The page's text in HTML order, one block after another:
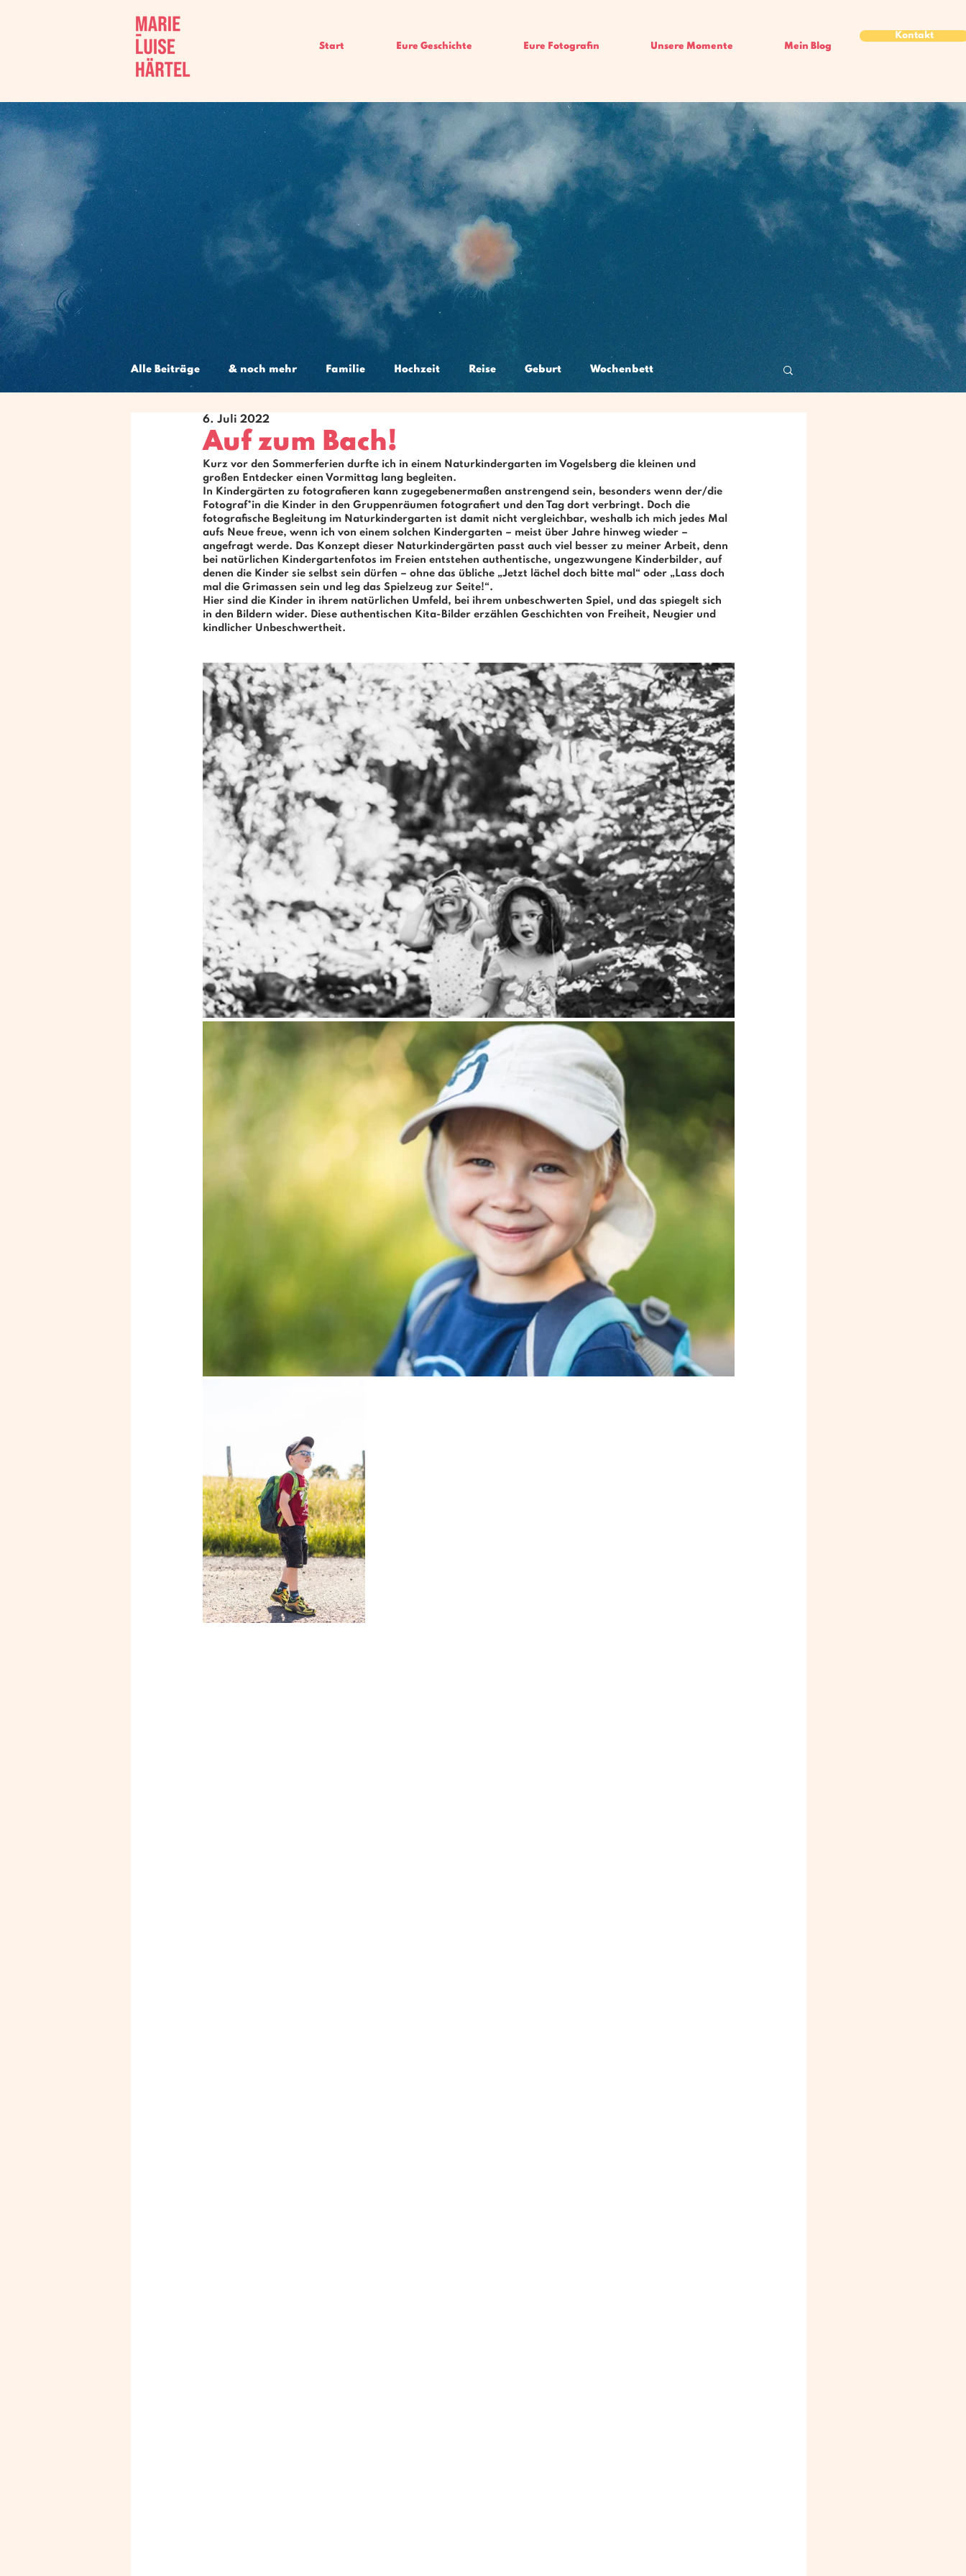
Start Eure Geschichte Eure Fotografin Unsere Momente Mein Blog
Kontakt
Alle Beiträge & noch mehr Familie Hochzeit Reise Geburt Wochenbett
Schwangerschaft
Auf zum Bach!
6. Juli 2022
Kurz vor den Sommerferien durfte ich in einem Naturkindergarten im Vogelsberg die kleinen und
großen Entdecker einen Vormittag lang begleiten.
In Kindergärten zu fotografieren kann zugegebenermaßen anstrengend sein, besonders wenn der/die
Fotograf*in die Kinder in den Gruppenräumen fotografiert und den Tag dort verbringt. Doch die
fotografische Begleitung im Naturkindergarten ist damit nicht vergleichbar, weshalb ich mich jedes Mal
aufs Neue freue, wenn ich von einem solchen Kindergarten – meist über Jahre hinweg wieder –
angefragt werde. Das Konzept dieser Naturkindergärten passt auch viel besser zu meiner Arbeit, denn
bei natürlichen Kindergartenfotos im Freien entstehen authentische, ungezwungene Kinderbilder, auf
denen die Kinder sie selbst sein dürfen – ohne das übliche „Jetzt lächel doch bitte mal“ oder „Lass doch
mal die Grimassen sein und leg das Spielzeug zur Seite!“.
Hier sind die Kinder in ihrem natürlichen Umfeld, bei ihrem unbeschwerten Spiel, und das spiegelt sich
in den Bildern wider. Diese authentischen Kita-Bilder erzählen Geschichten von Freiheit, Neugier und
kindlicher Unbeschwertheit.